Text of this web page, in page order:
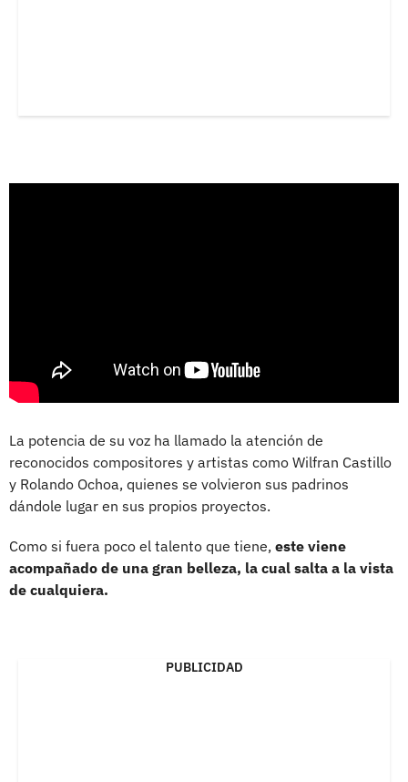
La potencia de su voz ha llamado la atención de
reconocidos compositores y artistas como Wilfran Castillo
y Rolando Ochoa, quienes se volvieron sus padrinos
dándole lugar en sus propios proyectos.
Como si fuera poco el talento que tiene, este viene
acompañado de una gran belleza, la cual salta a la vista
de cualquiera.
PUBLICIDAD